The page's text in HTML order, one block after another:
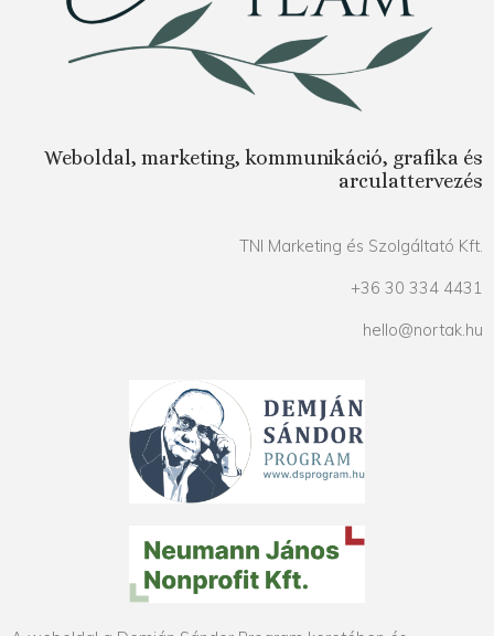
Weboldal, marketing, kommunikáció, grafika és
arculattervezés
TNI Marketing és Szolgáltató Kft.
+36 30 334 4431
hello@nortak.hu